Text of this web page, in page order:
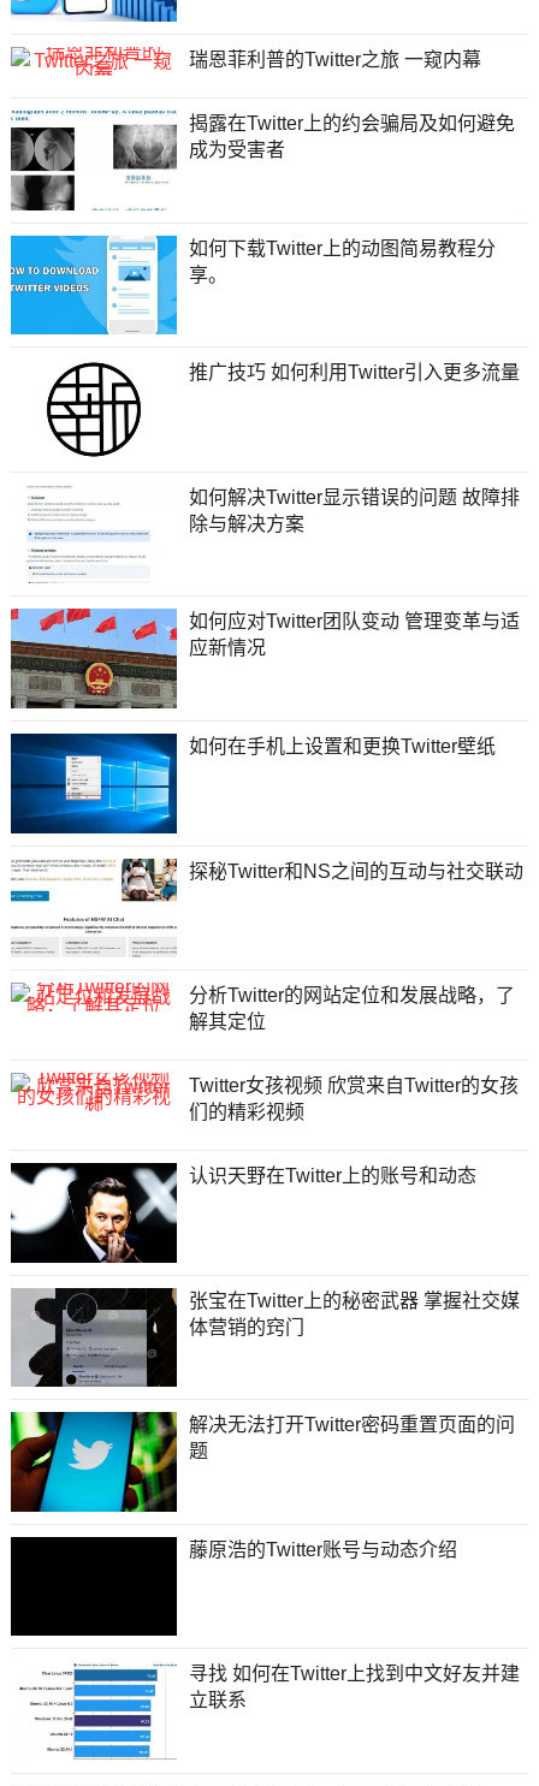
瑞恩菲利普的Twitter之旅 一窥内幕
揭露在Twitter上的约会骗局及如何避免
成为受害者
如何下载Twitter上的动图简易教程分
享。
推广技巧 如何利用Twitter引入更多流量
如何解决Twitter显示错误的问题 故障排
除与解决方案
如何应对Twitter团队变动 管理变革与适
应新情况
如何在手机上设置和更换Twitter壁纸
探秘Twitter和NS之间的互动与社交联动
分析Twitter的网站定位和发展战略，了
解其定位
Twitter女孩视频 欣赏来自Twitter的女孩
们的精彩视频
认识天野在Twitter上的账号和动态
张宝在Twitter上的秘密武器 掌握社交媒
体营销的窍门
解决无法打开Twitter密码重置页面的问
题
藤原浩的Twitter账号与动态介绍
寻找 如何在Twitter上找到中文好友并建
立联系